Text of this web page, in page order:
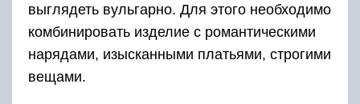
выглядеть вульгарно. Для этого необходимо
комбинировать изделие с романтическими
нарядами, изысканными платьями, строгими
вещами.